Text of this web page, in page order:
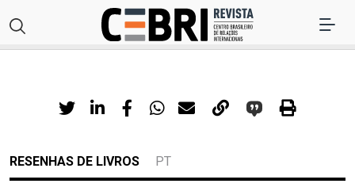
RESENHAS DE LIVROS PT